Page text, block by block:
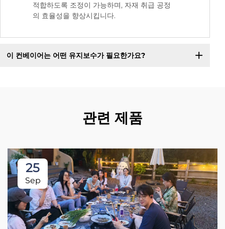
적합하도록 조정이 가능하며, 자재 취급 공정
의 효율성을 향상시킵니다.
이 컨베이어는 어떤 유지보수가 필요한가요?
관련 제품
25
Sep